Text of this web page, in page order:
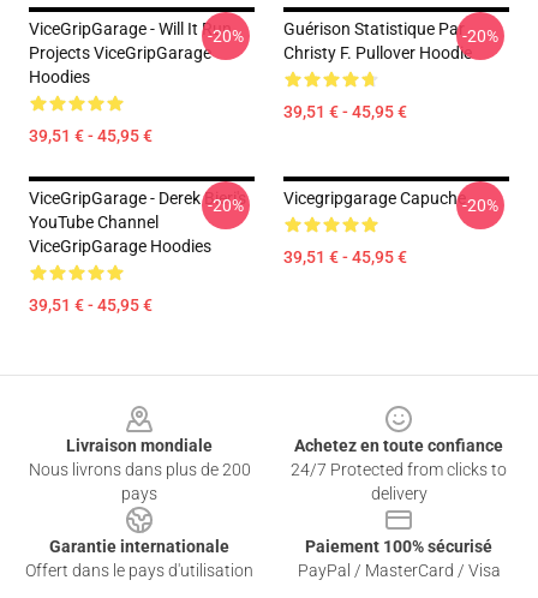
ViceGripGarage - Will It Run
Projects ViceGripGarage
Hoodies
39,51 € - 45,95 €
-20%
Guérison Statistique Par
Christy F. Pullover Hoodie
39,51 € - 45,95 €
-20%
ViceGripGarage - Derek Bieri's
YouTube Channel
ViceGripGarage Hoodies
39,51 € - 45,95 €
-20% Vicegripgarage Capuche
39,51 € - 45,95 €
-20%
Livraison mondiale
Nous livrons dans plus de 200
pays
Achetez en toute confiance
24/7 Protected from clicks to
delivery
Garantie internationale
Offert dans le pays d'utilisation
Paiement 100% sécurisé
PayPal / MasterCard / Visa